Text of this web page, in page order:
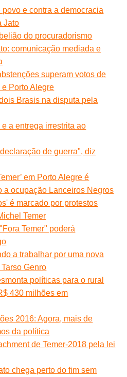
e contra a democracia
Jato
do procuradorismo
comunicação mediada e
superam votos de
Porto Alegre
Brasis na disputa pela
a entrega irrestrita ao
de guerra", diz
em Porto Alegre é
a ocupação Lanceiros Negros
é marcado por protestos
Temer
Temer" poderá
a trabalhar por uma nova
Genro
políticas para o rural
430 milhões em
2016: Agora, mais de
da política
de Temer-2018 pela lei
chega perto do fim sem